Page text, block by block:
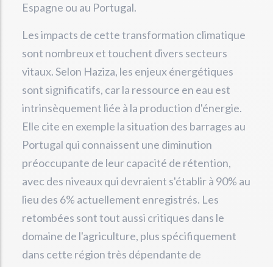
Espagne ou au Portugal.
Les impacts de cette transformation climatique
sont nombreux et touchent divers secteurs
vitaux. Selon Haziza, les enjeux énergétiques
sont significatifs, car la ressource en eau est
intrinsèquement liée à la production d'énergie.
Elle cite en exemple la situation des barrages au
Portugal qui connaissent une diminution
préoccupante de leur capacité de rétention,
avec des niveaux qui devraient s'établir à 90% au
lieu des 6% actuellement enregistrés. Les
retombées sont tout aussi critiques dans le
domaine de l'agriculture, plus spécifiquement
dans cette région très dépendante de